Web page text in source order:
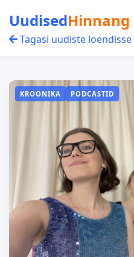
UudisedHinnang
Tagasi uudiste loendisse
KROONIKA PODCASTID